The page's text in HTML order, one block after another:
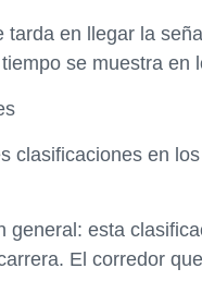
tarda en llegar la
se muestra en
clasificaciones en
general: esta
El corredor